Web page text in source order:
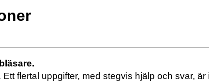
flertal uppgifter, med stegvis hjälp och svar,